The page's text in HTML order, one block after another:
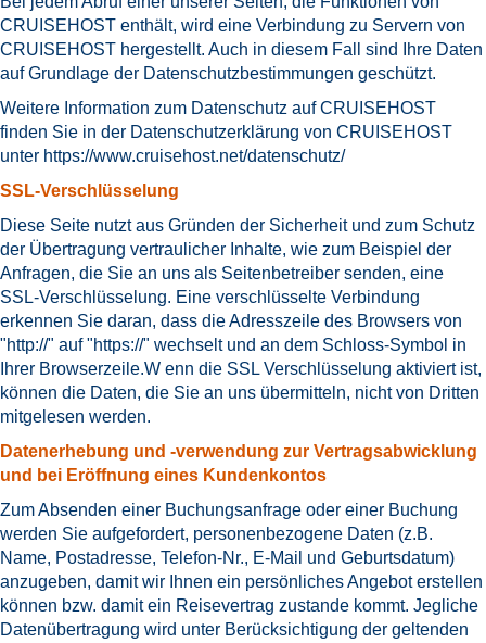
CRUISEHOST enthält, wird eine Verbindung zu Servern von
CRUISEHOST hergestellt. Auch in diesem Fall sind Ihre Daten
auf Grundlage der Datenschutzbestimmungen geschützt.
Weitere Information zum Datenschutz auf CRUISEHOST
finden Sie in der Datenschutzerklärung von CRUISEHOST
unter https://www.cruisehost.net/datenschutz/
SSL-Verschlüsselung
Diese Seite nutzt aus Gründen der Sicherheit und zum Schutz
der Übertragung vertraulicher Inhalte, wie zum Beispiel der
Anfragen, die Sie an uns als Seitenbetreiber senden, eine
SSL-Verschlüsselung. Eine verschlüsselte Verbindung
erkennen Sie daran, dass die Adresszeile des Browsers von
"http://" auf "https://" wechselt und an dem Schloss-Symbol in
Ihrer Browserzeile.W enn die SSL Verschlüsselung aktiviert ist,
können die Daten, die Sie an uns übermitteln, nicht von Dritten
mitgelesen werden.
Datenerhebung und -verwendung zur Vertragsabwicklung
und bei Eröffnung eines Kundenkontos
Zum Absenden einer Buchungsanfrage oder einer Buchung
werden Sie aufgefordert, personenbezogene Daten (z.B.
Name, Postadresse, Telefon-Nr., E-Mail und Geburtsdatum)
anzugeben, damit wir Ihnen ein persönliches Angebot erstellen
können bzw. damit ein Reisevertrag zustande kommt. Jegliche
Datenübertragung wird unter Berücksichtigung der geltenden